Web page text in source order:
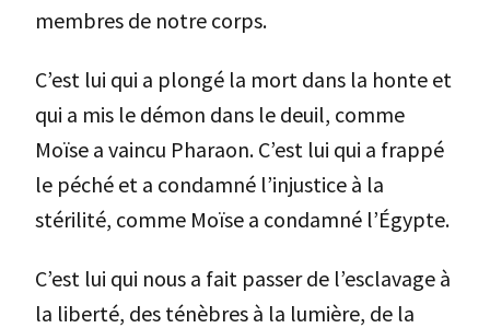
membres de notre corps.
C’est lui qui a plongé la mort dans la honte et
qui a mis le démon dans le deuil, comme
Moïse a vaincu Pharaon. C’est lui qui a frappé
le péché et a condamné l’injustice à la
stérilité, comme Moïse a condamné l’Égypte.
C’est lui qui nous a fait passer de l’esclavage à
la liberté, des ténèbres à la lumière, de la